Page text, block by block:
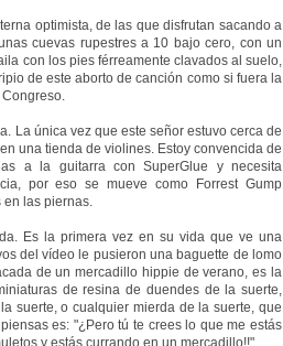
optimista, de las que disfrutan sacando a
cuevas rupestres a 10 bajo cero, con un
con los pies férreamente clavados al suelo,
de este aborto de canción como si fuera la
La única vez que este señor estuvo cerca de
una tienda de violines. Estoy convencida de
a la guitarra con SuperGlue y necesita
por eso se mueve como Forrest Gump
en las piernas.
Es la primera vez en su vida que ve una
del vídeo le pusieron una baguette de lomo
de un mercadillo hippie de verano, es la
de resina de duendes de la suerte,
suerte, o cualquier mierda de la suerte, que
es: "¿Pero tú te crees lo que me estás
y estás currando en un mercadillo!!"